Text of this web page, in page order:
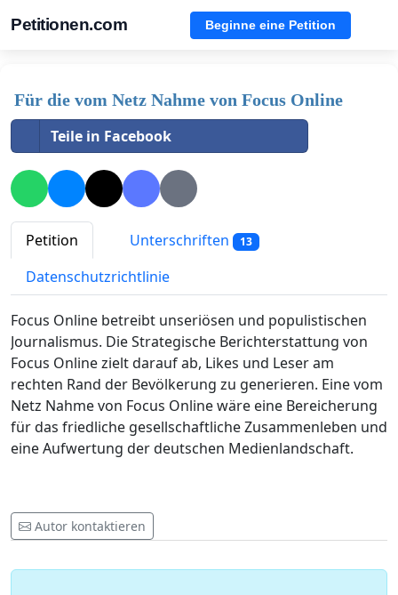
Petitionen.com Beginne eine Petition
Für die vom Netz Nahme von Focus Online
Teile in Facebook
Petition Unterschriften 13
Datenschutzrichtlinie
Focus Online betreibt unseriösen und populistischen
Journalismus. Die Strategische Berichterstattung von
Focus Online zielt darauf ab, Likes und Leser am
rechten Rand der Bevölkerung zu generieren. Eine vom
Netz Nahme von Focus Online wäre eine Bereicherung
für das friedliche gesellschaftliche Zusammenleben und
eine Aufwertung der deutschen Medienlandschaft.
Autor kontaktieren